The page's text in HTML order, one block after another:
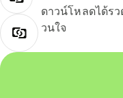
ดาวน์โหลดได้ร
วนใจ